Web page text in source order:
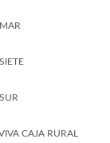
CAJA RURAL